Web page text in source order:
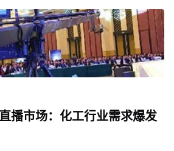
播市场：化工行业需求爆发